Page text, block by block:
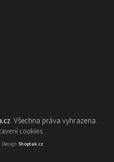
. Všechna práva vyhrazena.
cookies
Shoptak.cz